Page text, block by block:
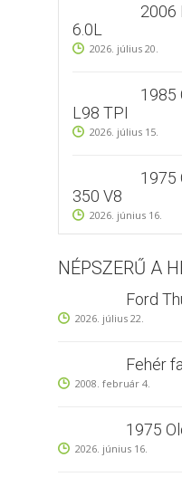
2006
6.0L
2026. július 20.
1985
L98 TPI
2026. július 15.
1975
350 V8
2026. június 16.
NÉPSZERŰ A
Ford
2026. július 22.
Fehér
2008. február 4.
1975
2026. június 16.